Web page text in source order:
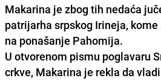
Makarina je zbog tih nedaća
patrijarha srpskog Irineja,
na ponašanje Pahomija.
U otvorenom pismu poglavaru
crkve, Makarina je rekla da